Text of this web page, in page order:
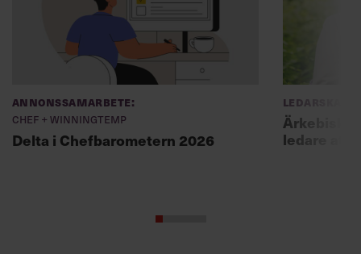
Annonssamarbete:
Chef + Winningtemp
Delta i Chefbarometern 2026
Ledarskap
ledare att